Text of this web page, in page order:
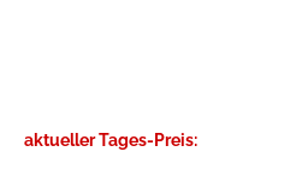
aktueller Tages-Preis: